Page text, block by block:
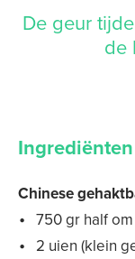
De geur
de
Ingrediënten
Chinese
750 gr half
2 uien (klein